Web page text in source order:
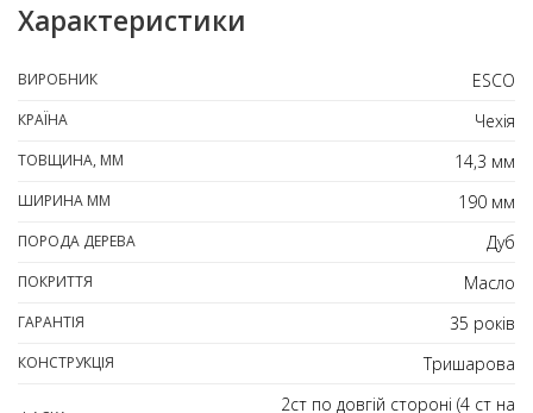
Характеристики
ВИРОБНИК ESCO
КРАЇНА Чехія
ТОВЩИНА, ММ 14,3 мм
ШИРИНА ММ 190 мм
ПОРОДА ДЕРЕВА Дуб
ПОКРИТТЯ Масло
ГАРАНТІЯ 35 років
КОНСТРУКЦІЯ Тришарова
2ст по довгій стороні (4 ст на